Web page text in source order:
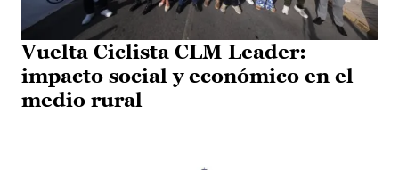
Vuelta Ciclista CLM Leader:
impacto social y económico en el
medio rural